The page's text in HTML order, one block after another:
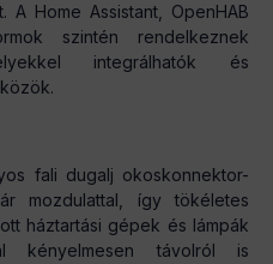
Home Assistant, OpenHAB
szintén rendelkeznek
integrálhatók és
fali dugalj okoskonnektor-
mozdulattal, így tökéletes
háztartási gépek és lámpák
kényelmesen távolról is